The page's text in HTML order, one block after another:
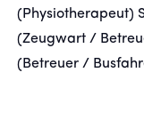
(Physiotherapeut)
(Zeugwart /
(Betreuer /